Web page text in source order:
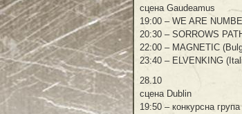
сцена Gaudeamus
19:00 – WE ARE
20:30 – SORROWS
22:00 – MAGNETIC
23:40 – ELVENKING
28.10
сцена Dublin
19:50 – конкурсна